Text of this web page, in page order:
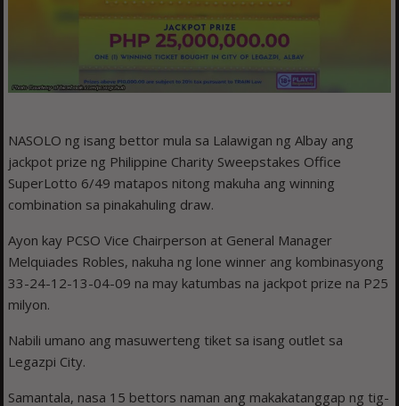
NASOLO ng isang bettor mula sa Lalawigan ng Albay ang
jackpot prize ng Philippine Charity Sweepstakes Office
SuperLotto 6/49 matapos nitong makuha ang winning
combination sa pinakahuling draw.
Ayon kay PCSO Vice Chairperson at General Manager
Melquiades Robles, nakuha ng lone winner ang kombinasyong
33-24-12-13-04-09 na may katumbas na jackpot prize na P25
milyon.
Nabili umano ang masuwerteng tiket sa isang outlet sa
Legazpi City.
Samantala, nasa 15 bettors naman ang makakatanggap ng tig-